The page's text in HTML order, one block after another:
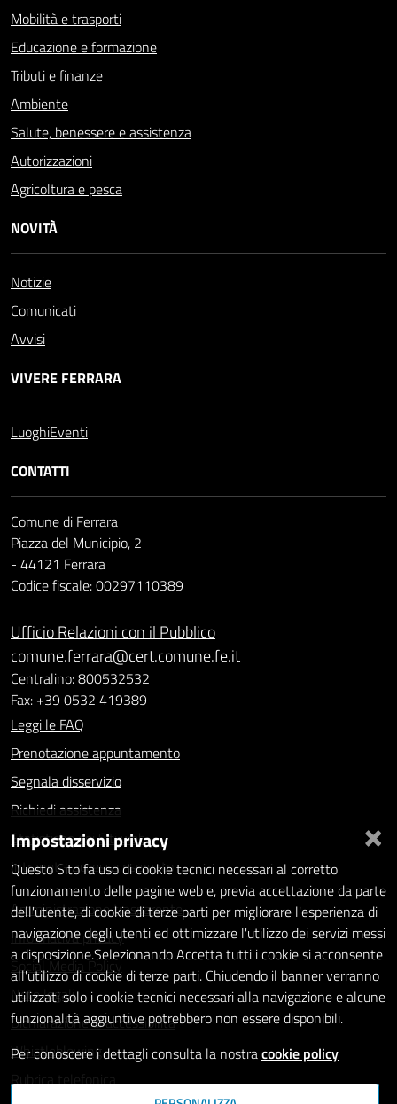
Mobilità e trasporti
Educazione e formazione
Tributi e finanze
Ambiente
Salute, benessere e assistenza
Autorizzazioni
Agricoltura e pesca
NOVITÀ
Notizie
Comunicati
Avvisi
VIVERE FERRARA
LuoghiEventi
CONTATTI
Comune di Ferrara
Piazza del Municipio, 2
- 44121 Ferrara
Codice fiscale: 00297110389
Ufficio Relazioni con il Pubblico
comune.ferrara@cert.comune.fe.it
Centralino: 800532532
Fax: +39 0532 419389
Leggi le FAQ
Prenotazione appuntamento
Segnala disservizio
Richiedi assistenza
Statistiche dei Siti web
Intranet - accesso riservato
Amministrazione trasparente
Informativa privacy
Social Media Policy
Note legali
Dichiarazione di accessibilità
Whistleblowing
Rubrica telefonica
×
Impostazioni privacy
Questo Sito fa uso di cookie tecnici necessari al corretto
funzionamento delle pagine web e, previa accettazione da parte
dell'utente, di cookie di terze parti per migliorare l'esperienza di
navigazione degli utenti ed ottimizzare l'utilizzo dei servizi messi
a disposizione.Selezionando Accetta tutti i cookie si acconsente
all'utilizzo di cookie di terze parti. Chiudendo il banner verranno
utilizzati solo i cookie tecnici necessari alla navigazione e alcune
funzionalità aggiuntive potrebbero non essere disponibili.
Per conoscere i dettagli consulta la nostracookie policy